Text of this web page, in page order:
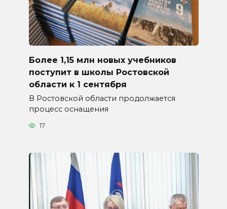
Более 1,15 млн новых учебников
поступит в школы Ростовской
области к 1 сентября
В Ростовской области продолжается
процесс оснащения
17